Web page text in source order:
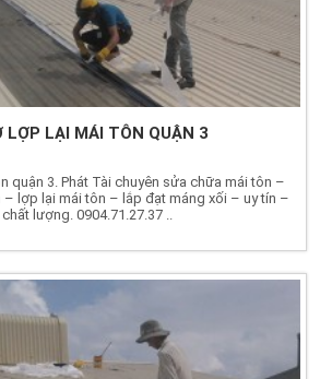
LỢP LẠI MÁI TÔN QUẬN 3
quận 3. Phát Tài chuyên sửa chữa mái tôn –
lợp lại mái tôn – lắp đạt máng xối – uy tín –
chất lượng. 0904.71.27.37 ..